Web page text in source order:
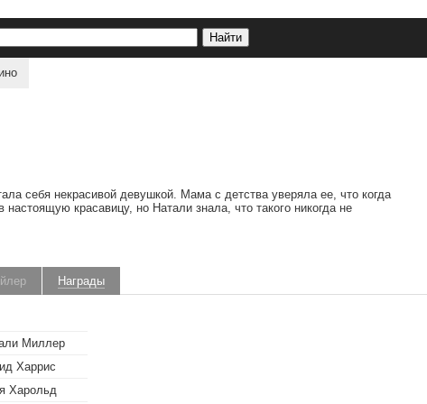
себя некрасивой девушкой. Мама с детства уверяла ее, что когда
настоящую красавицу, но Натали знала, что такого никогда не
Награды
Миллер
Харрис
Харольд